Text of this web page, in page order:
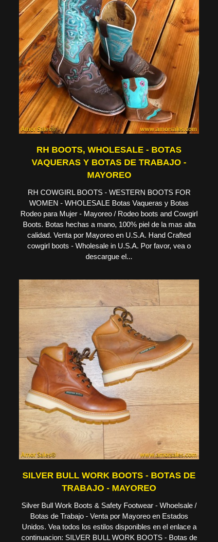
RH BOOTS, WHOLESALE - BOTAS
VAQUERAS Y BOTAS DE TRABAJO -
MAYOREO
RH COWGIRL BOOTS - WESTERN BOOTS FOR
WOMEN - WHOLESALE Botas Vaqueras y Botas
Rodeo para Mujer - Mayoreo / Rodeo boots and Cowgirl
Boots. Botas hechas a mano, 100% piel de la mas alta
calidad. Venta por Mayoreo en U.S.A. Hand Crafted
cowgirl boots - Wholesale in U.S.A. Por favor, vea o
descargue el...
SILVER BULL WORK BOOTS - BOTAS DE
TRABAJO - MAYOREO
Silver Bull Work Boots & Safety Footwear - Whoelsale /
Botas de Trabajo - Venta por Mayoreo en Estados
Unidos. Vea todos los estilos disponibles en el enlace a
continuacion: SILVER BULL WORK BOOTS - Botas de